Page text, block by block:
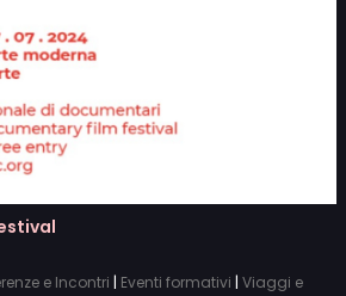
e Incontri | Eventi formativi | Viaggi e